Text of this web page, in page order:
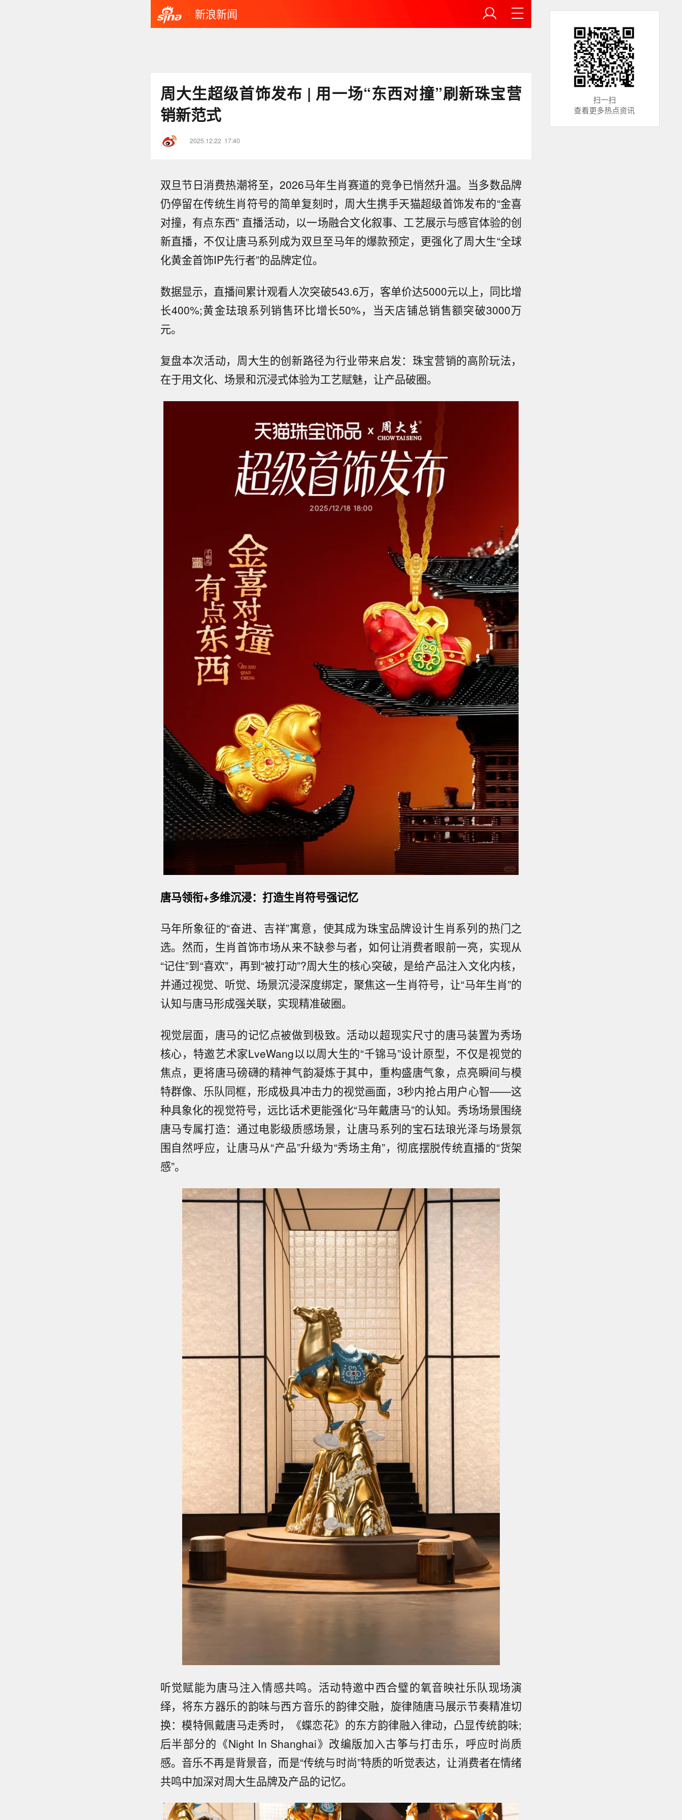
新浪新闻
周大生超级首饰发布 | 用一场“东西对撞”刷新珠宝营
销新范式
2025.12.22 17:40
双旦节日消费热潮将至，2026马年生肖赛道的竞争已悄然升温。当多数品牌
仍停留在传统生肖符号的简单复刻时，周大生携手天猫超级首饰发布的“金喜
对撞，有点东西” 直播活动，以一场融合文化叙事、工艺展示与感官体验的创
新直播，不仅让唐马系列成为双旦至马年的爆款预定，更强化了周大生“全球
化黄金首饰IP先行者”的品牌定位。
数据显示，直播间累计观看人次突破543.6万，客单价达5000元以上，同比增
长400%;黄金珐琅系列销售环比增长50%，当天店铺总销售额突破3000万
元。
复盘本次活动，周大生的创新路径为行业带来启发：珠宝营销的高阶玩法，
在于用文化、场景和沉浸式体验为工艺赋魅，让产品破圈。
唐马领衔+多维沉浸：打造生肖符号强记忆
马年所象征的“奋进、吉祥”寓意，使其成为珠宝品牌设计生肖系列的热门之
选。然而，生肖首饰市场从来不缺参与者，如何让消费者眼前一亮，实现从
“记住”到“喜欢”，再到“被打动”?周大生的核心突破，是给产品注入文化内核，
并通过视觉、听觉、场景沉浸深度绑定，聚焦这一生肖符号，让“马年生肖”的
认知与唐马形成强关联，实现精准破圈。
视觉层面，唐马的记忆点被做到极致。活动以超现实尺寸的唐马装置为秀场
核心，特邀艺术家LveWang以以周大生的“千锦马”设计原型，不仅是视觉的
焦点，更将唐马磅礴的精神气韵凝炼于其中，重构盛唐气象，点亮瞬间与模
特群像、乐队同框，形成极具冲击力的视觉画面，3秒内抢占用户心智——这
种具象化的视觉符号，远比话术更能强化“马年戴唐马”的认知。秀场场景围绕
唐马专属打造：通过电影级质感场景，让唐马系列的宝石珐琅光泽与场景氛
围自然呼应，让唐马从“产品”升级为“秀场主角”，彻底摆脱传统直播的“货架
感”。
听觉赋能为唐马注入情感共鸣。活动特邀中西合璧的氧音映社乐队现场演
绎，将东方器乐的韵味与西方音乐的韵律交融，旋律随唐马展示节奏精准切
换：模特佩戴唐马走秀时，《蝶恋花》的东方韵律融入律动，凸显传统韵味;
后半部分的《Night In Shanghai》改编版加入古筝与打击乐，呼应时尚质
感。音乐不再是背景音，而是“传统与时尚”特质的听觉表达，让消费者在情绪
共鸣中加深对周大生品牌及产品的记忆。
扫一扫
查看更多热点资讯